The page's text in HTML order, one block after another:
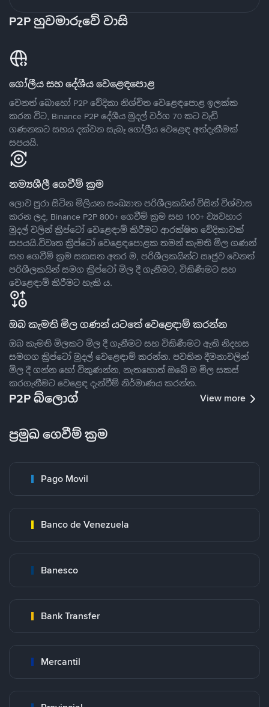
P2P හුවමාරුවේ වාසි
ගෝලීය සහ දේශීය වෙළෙඳපොළ
වෙනත් බොහෝ P2P වේදිකා නිශ්චිත වෙළෙඳපොළ ඉලක්ක
කරන විට, Binance P2P දේශීය මුදල් වර්ග 70 කට වැඩි
ගණනකට සහය දක්වන සැබෑ ගෝලීය වෙළෙඳ අත්දැකීමක්
සපයයි.
නම්‍යශීලී ගෙවීම් ක්‍රම
ලොව පුරා සිටින මිලියන සංඛ්‍යාත පරිශීලකයින් විසින් විශ්වාස
කරන ලද, Binance P2P 800+ ගෙවීම් ක්‍රම සහ 100+ ව්‍යවහාර
මුදල් වලින් ක්‍රිප්ටෝ වෙළෙඳාම් කිරීමට ආරක්ෂිත වේදිකාවක්
සපයයි.විවෘත ක්‍රිප්ටෝ වෙළෙඳපොළක තමන් කැමති මිල ගණන්
සහ ගෙවීම් ක්‍රම සකසන අතර ම, පරිශීලකයින්ට ඍජුව වෙනත්
පරිශීලකයින් සමග ක්‍රිප්ටෝ මිල දී ගැනීමට, විකිණීමට සහ
වෙළෙඳාම් කිරීමට හැකි ය.
ඔබ කැමති මිල ගණන් යටතේ වෙළෙඳාම් කරන්න
ඔබ කැමති මිලකට මිල දී ගැනීමට සහ විකිණීමට ඇති නිදහස
සමගග ක්‍රිප්ටෝ මුදල් වෙළෙඳාම් කරන්න. පවතින දීමනාවලින්
මිල දී ගන්න හෝ විකුණන්න, නැතහොත් ඔබේ ම මිල සකස්
කරගැනීමට වෙළෙඳ දැන්වීම් නිර්මාණය කරන්න.
P2P බ්ලොග් View more
ප්‍රමුඛ ගෙවීම් ක්‍රම
Pago Movil
Banco de Venezuela
Banesco
Bank Transfer
Mercantil